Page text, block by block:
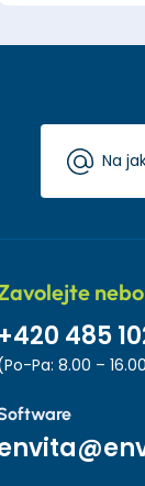
+420 485
Pa: 8.00 –